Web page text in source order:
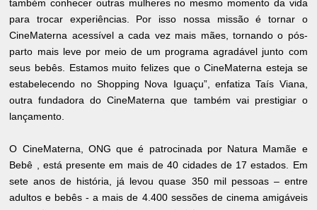
também conhecer outras mulheres no mesmo momento da vida
para trocar experiências. Por isso nossa missão é tornar o
CineMaterna acessível a cada vez mais mães, tornando o pós-
parto mais leve por meio de um programa agradável junto com
seus bebês. Estamos muito felizes que o CineMaterna esteja se
estabelecendo no Shopping Nova Iguaçu”, enfatiza Taís Viana,
outra fundadora do CineMaterna que também vai prestigiar o
lançamento.
O CineMaterna, ONG que é patrocinada por Natura Mamãe e
Bebê , está presente em mais de 40 cidades de 17 estados. Em
sete anos de história, já levou quase 350 mil pessoas – entre
adultos e bebês - a mais de 4.400 sessões de cinema amigáveis